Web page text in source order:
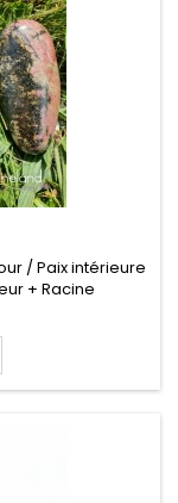
/ Paix intérieure
+ Racine